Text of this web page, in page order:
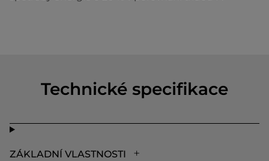
Technické specifikace
ZÁKLADNÍ VLASTNOSTI